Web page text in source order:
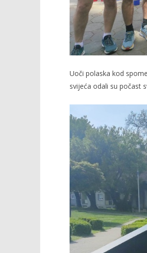
Uoči polaska kod
svijeća odali su počast